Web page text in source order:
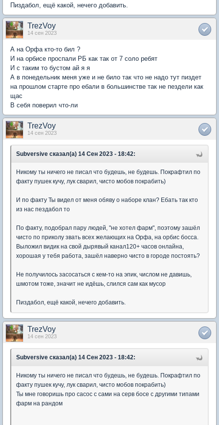
Пиздабол, ещё какой, нечего добавить.
TrezVoy
14 сен 2023
А на Орфа кто-то бил ?
И на орбисе проспали РБ как так от 7 соло ребят
И с таким то бустом ай я я
А в понедельник меня уже и не било так что не надо тут пиздет
на прошлом старте про ебали в большинстве так не пездели как
щас
В себя поверил что-ли
TrezVoy
14 сен 2023
Subversive сказал(а) 14 Сен 2023 - 18:42:
Никому ты ничего не писал что будешь, не будешь. Покрафтил по
факту пушек кучу, лук сварил, чисто мобов покрабить)
И по факту Ты видел от меня обяву о наборе клан? Ебать так кто
из нас пездабол то
По факту, подобрал пару людей, "не хотел фарм", поэтому зашёл
чисто по приколу звать всех желающих на Орфа, на орбис босса.
Выложил видик на свой дырявый канал120+ часов онлайна,
хорошая у тебя работа, зашёл наверно чисто в городе постоять?
Не получилось засосаться с кем-то на эпик, числом не давишь,
шмотом тоже, значит не идёшь, слился сам как мусор
Пиздабол, ещё какой, нечего добавить.
TrezVoy
14 сен 2023
Subversive сказал(а) 14 Сен 2023 - 18:42:
Никому ты ничего не писал что будешь, не будешь. Покрафтил по
факту пушек кучу, лук сварил, чисто мобов покрабить)
Ты мне говоришь про сасос с сами на серв босе с другими типами
фарм на рандом